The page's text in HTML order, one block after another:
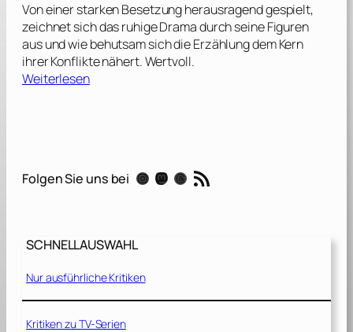
Von einer starken Besetzung herausragend gespielt,
zeichnet sich das ruhige Drama durch seine Figuren
aus und wie behutsam sich die Erzählung dem Kern
ihrer Konflikte nähert. Wertvoll.
Weiterlesen:
i
u
t
i
n
Folgen Sie uns bei Instagram Mastodon Threads RSS-Feed
SCHNELLAUSWAHL
Nur ausführliche Kritiken
Kritiken zu TV-Serien